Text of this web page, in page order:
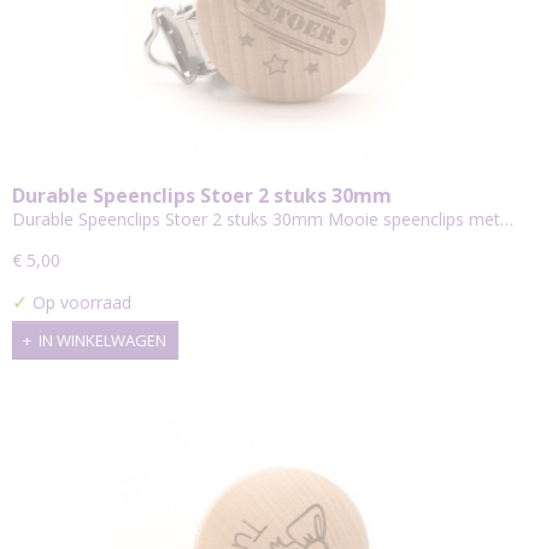
Durable Speenclips Stoer 2 stuks 30mm
Durable Speenclips Stoer 2 stuks 30mm Mooie speenclips met…
€ 5,00
✓ Op voorraad
IN WINKELWAGEN